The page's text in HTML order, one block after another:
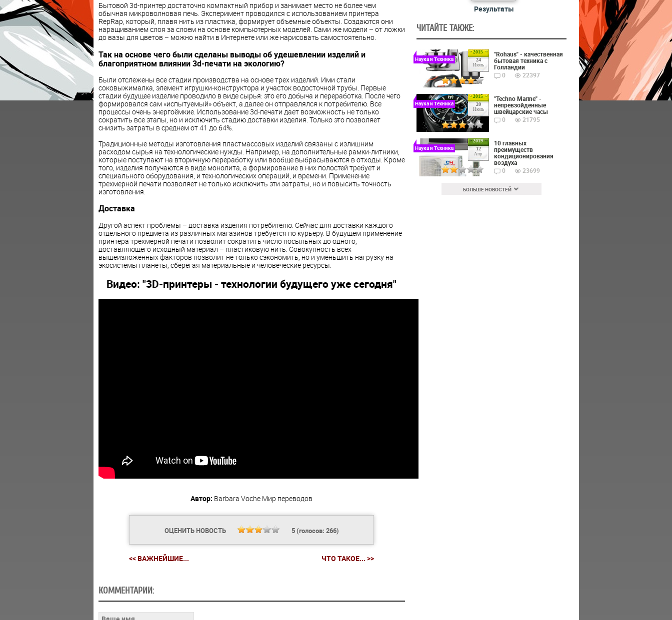
Бытовой 3d-принтер достаточно компактный прибор и занимает место не более чем
обычная микроволновая печь. Эксперимент проводился с использованием принтера
RepRap, который, плавя нить из пластика, формирует объемные объекты. Создаются они
наращиванием слоя за слоем на основе компьютерных моделей. Сами же модели – от ложки
до вазы для цветов – можно найти в Интернете или же нарисовать самостоятельно.
Так на основе чего были сделаны выводы об удешевлении изделий и
благоприятном влиянии 3d-печати на экологию?
Были отслежены все стадии производства на основе трех изделий. Ими стали
соковыжималка, элемент игрушки-конструктора и участок водосточной трубы. Первые
стадии будущее изделие проводило в виде сырья: это его добыча и переработка. После чего
формировался сам «испытуемый» объект, а далее он отправлялся к потребителю. Все
процессы очень энергоёмкие. Использование 3d-печати дает возможность не только
сократить все этапы, но и исключить стадию доставки изделия. Только это позволяет
снизить затраты в среднем от 41 до 64%.
Традиционные методы изготовления пластмассовых изделий связаны с излишним
расходом сырья на технологические нужды. Например, на дополнительные рамки-литники,
которые поступают на вторичную переработку или вообще выбрасываются в отходы. Кроме
того, изделия получаются в виде монолита, а формирование в них полостей требует и
специального оборудования, и технологических операций, и времени. Применение
трехмерной печати позволяет не только исключить эти затраты, но и повысить точность
изготовления.
Доставка
Другой аспект проблемы – доставка изделия потребителю. Сейчас для доставки каждого
отдельного предмета из различных магазинов требуется по курьеру. В будущем применение
принтера трехмерной печати позволит сократить число посыльных до одного,
доставляющего исходный материал – пластиковую нить. Совокупность всех
вышеизложенных факторов позволит не только сэкономить, но и уменьшить нагрузку на
экосистемы планеты, сберегая материальные и человеческие ресурсы.
Видео: "3D-принтеры - технологии будущего уже сегодня"
Автор: Barbara Voche Мир переводов
ОЦЕНИТЬ НОВОСТЬ 5(голосов: 266)
<< ВАЖНЕЙШИЕ... ЧТО ТАКОЕ... >>
КОММЕНТАРИИ:
Результаты
ЧИТАЙТЕ ТАКЖЕ:
2015
24
Июль
Наука и Техника
"Rohaus" - качественная
бытовая техника с
Голландии
0
22397
2015
20
Июль
Наука и Техника
"Techno Marine" -
непревзойденные
швейцарские часы
0
21795
2019
12
Апр
Наука и Техника
10 главных
преимуществ
кондиционирования
воздуха
0
23699
БОЛЬШЕ НОВОСТЕЙ